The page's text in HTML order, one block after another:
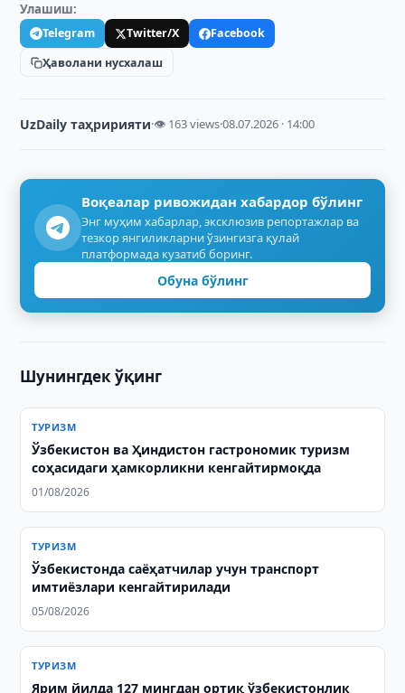
Улашиш:
Telegram Twitter/X
Facebook
Ҳаволани нусхалаш
UzDaily таҳририяти·👁 163 views·08.07.2026 · 14:00
Воқеалар ривожидан хабардор бўлинг
Энг муҳим хабарлар, эксклюзив репортажлар ва
тезкор янгиликларни ўзингизга қулай
платформада кузатиб боринг.
Обуна бўлинг
Шунингдек ўқинг
ТУРИЗМ
Ўзбекистон ва Ҳиндистон гастрономик туризм
соҳасидаги ҳамкорликни кенгайтирмоқда
01/08/2026
ТУРИЗМ
Ўзбекистонда саёҳатчилар учун транспорт
имтиёзлари кенгайтирилади
05/08/2026
ТУРИЗМ
Ярим йилда 127 мингдан ортиқ ўзбекистонлик